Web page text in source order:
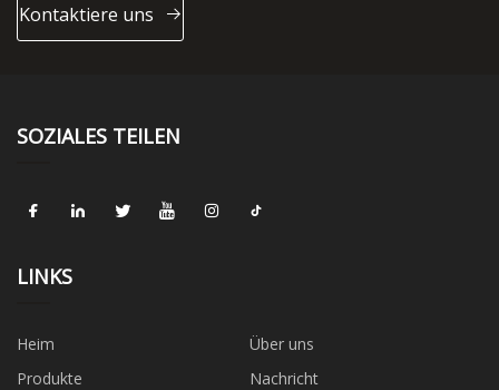
Kontaktiere uns
SOZIALES TEILEN
LINKS
Heim
Über uns
Produkte
Nachricht